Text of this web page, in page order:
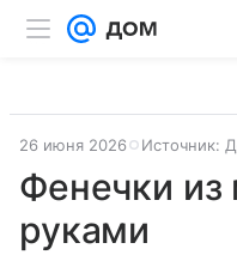
26 июня 2026 Источник:
Фенечки из
руками